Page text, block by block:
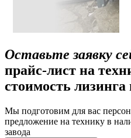
Оставьте заявку
прайс-лист на
стоимость
Мы подготовим для вас
предложение на технику в
завода